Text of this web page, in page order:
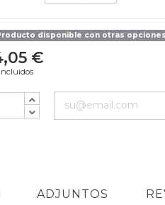
disponible con otras opciones
€
ADJUNTOS